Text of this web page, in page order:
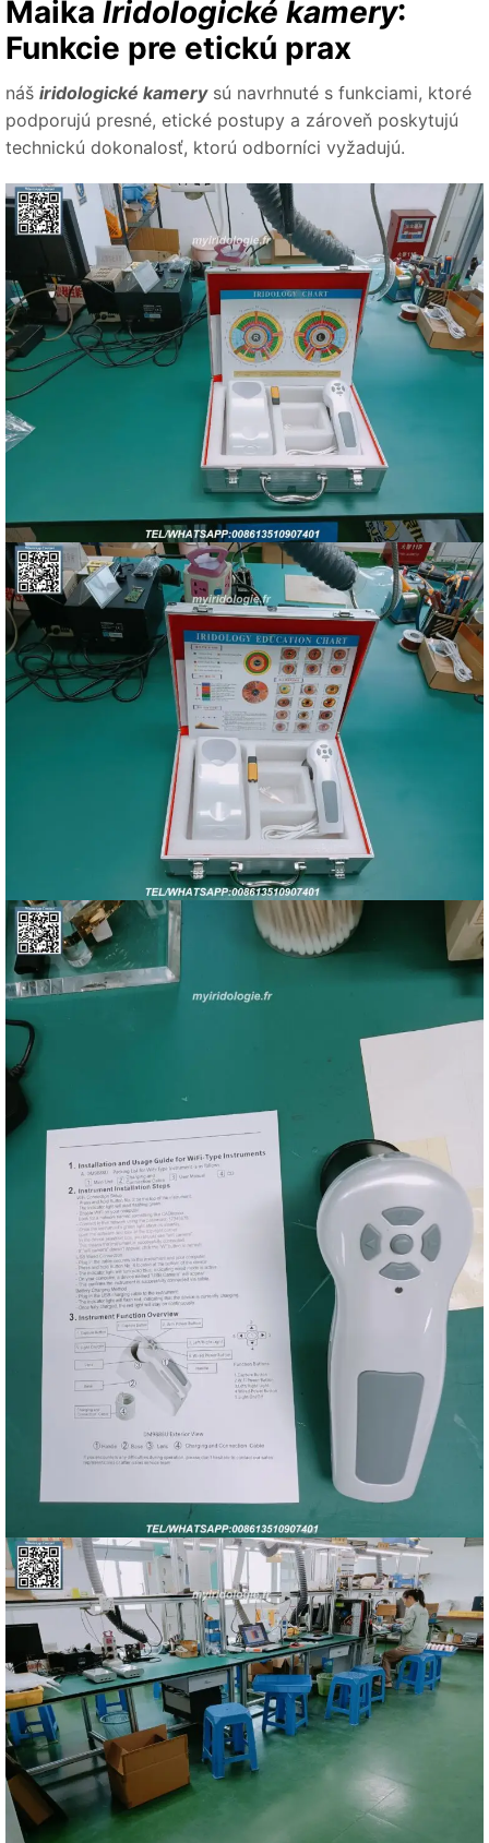
Maika Iridologické kamery:
Funkcie pre etickú prax
náš iridologické kamerysú navrhnuté s funkciami, ktoré
podporujú presné, etické postupy a zároveň poskytujú
technickú dokonalosť, ktorú odborníci vyžadujú.